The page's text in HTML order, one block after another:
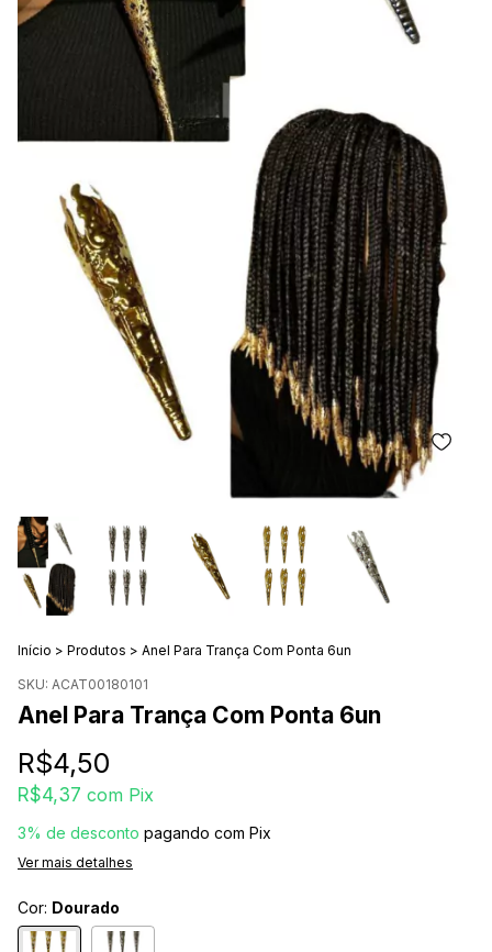
Início > Produtos > Anel Para Trança Com Ponta 6un
SKU: ACAT00180101
Anel Para Trança Com Ponta 6un
R$4,50
R$4,37 com Pix
3% de desconto pagando com Pix
Ver mais detalhes
Cor: Dourado